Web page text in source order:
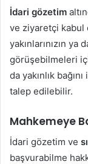
İdari gözetim
ve ziyaretçi kabul
yakınlarınızın
görüşebilmeleri
da yakınlık
talep edilebilir.
Mahkemeye
İdari gözetim ve
başvurabilme